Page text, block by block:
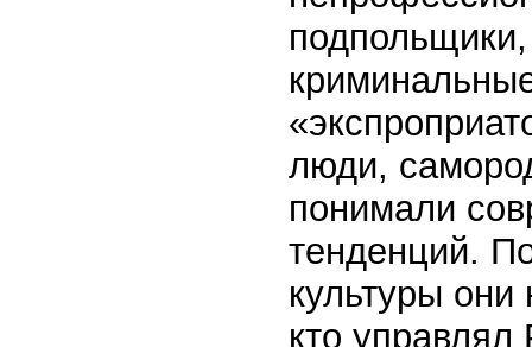
люди,
понимали
тенденций.
культуры
кто